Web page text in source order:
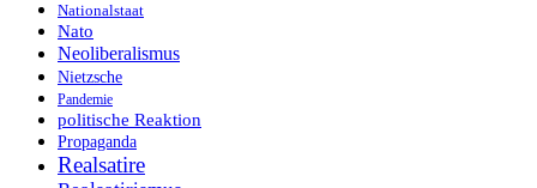
Nationalstaat
Nato
Neoliberalismus
Nietzsche
Pandemie
politische Reaktion
Propaganda
Realsatire